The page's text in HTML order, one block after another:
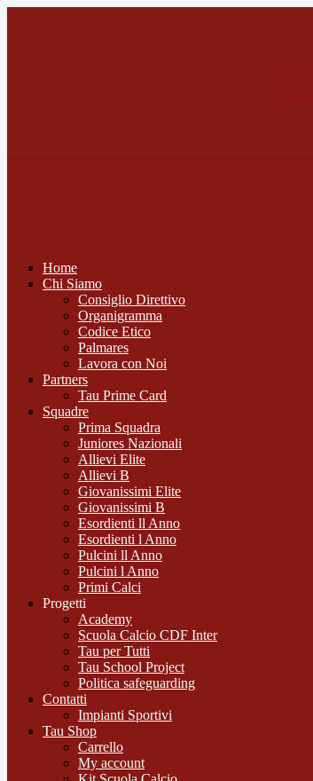
Home
Chi Siamo
Consiglio Direttivo
Organigramma
Codice Etico
Palmares
Lavora con Noi
Partners
Tau Prime Card
Squadre
Prima Squadra
Juniores Nazionali
Allievi Elite
Allievi B
Giovanissimi Elite
Giovanissimi B
Esordienti ll Anno
Esordienti l Anno
Pulcini ll Anno
Pulcini l Anno
Primi Calci
Progetti
Academy
Scuola Calcio CDF Inter
Tau per Tutti
Tau School Project
Politica safeguarding
Contatti
Impianti Sportivi
Tau Shop
Carrello
My account